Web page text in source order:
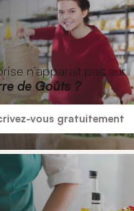
n'apparaît pas sur
de Goûts ?
vous gratuitement